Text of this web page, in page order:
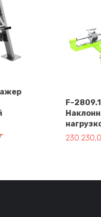
364 550,00 ₽.
F-
230
Текущая